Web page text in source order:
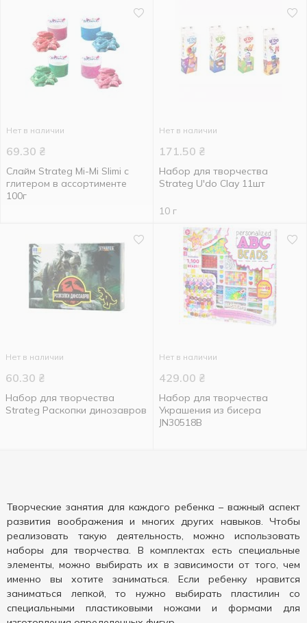
Нет в наличии
69.30 ₴
Слайм Strateg Mi-Mi Slimi с
глитером в ассортименте
100г
Нет в наличии
171.50 ₴
Набор для творчества
Strateg U'do Clay 11шт
10 г
Нет в наличии
60.30 ₴
Набор для творчества
Strateg Раскопки динозавров
Нет в наличии
429.00 ₴
Набор для творчества
Украшения из бисера
JN30518B
Творческие занятия для каждого ребенка – важный аспект
развития воображения и многих других навыков. Чтобы
реализовать такую деятельность, можно использовать
наборы для творчества. В комплектах есть специальные
элементы, можно выбирать их в зависимости от того, чем
именно вы хотите заниматься. Если ребенку нравится
заниматься лепкой, то нужно выбирать пластилин со
специальными пластиковыми ножами и формами для